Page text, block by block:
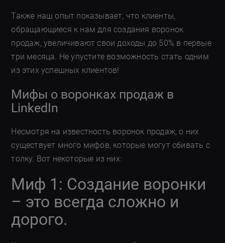
Также наш опыт показывает, что клиенты,
обращающиеся к нам для создания воронок
продаж, увеличивают свои доходы до 50% в первые
три месяца. Не упустите возможность стать одним
из этих успешных клиентов!
Мифы о воронках продаж в
LinkedIn
Несмотря на известность воронок продаж, о них
существует много мифов, которые могут сбивать с
толку. Вот некоторые из них:
Миф 1: Создание воронки
– это всегда сложно и
дорого.